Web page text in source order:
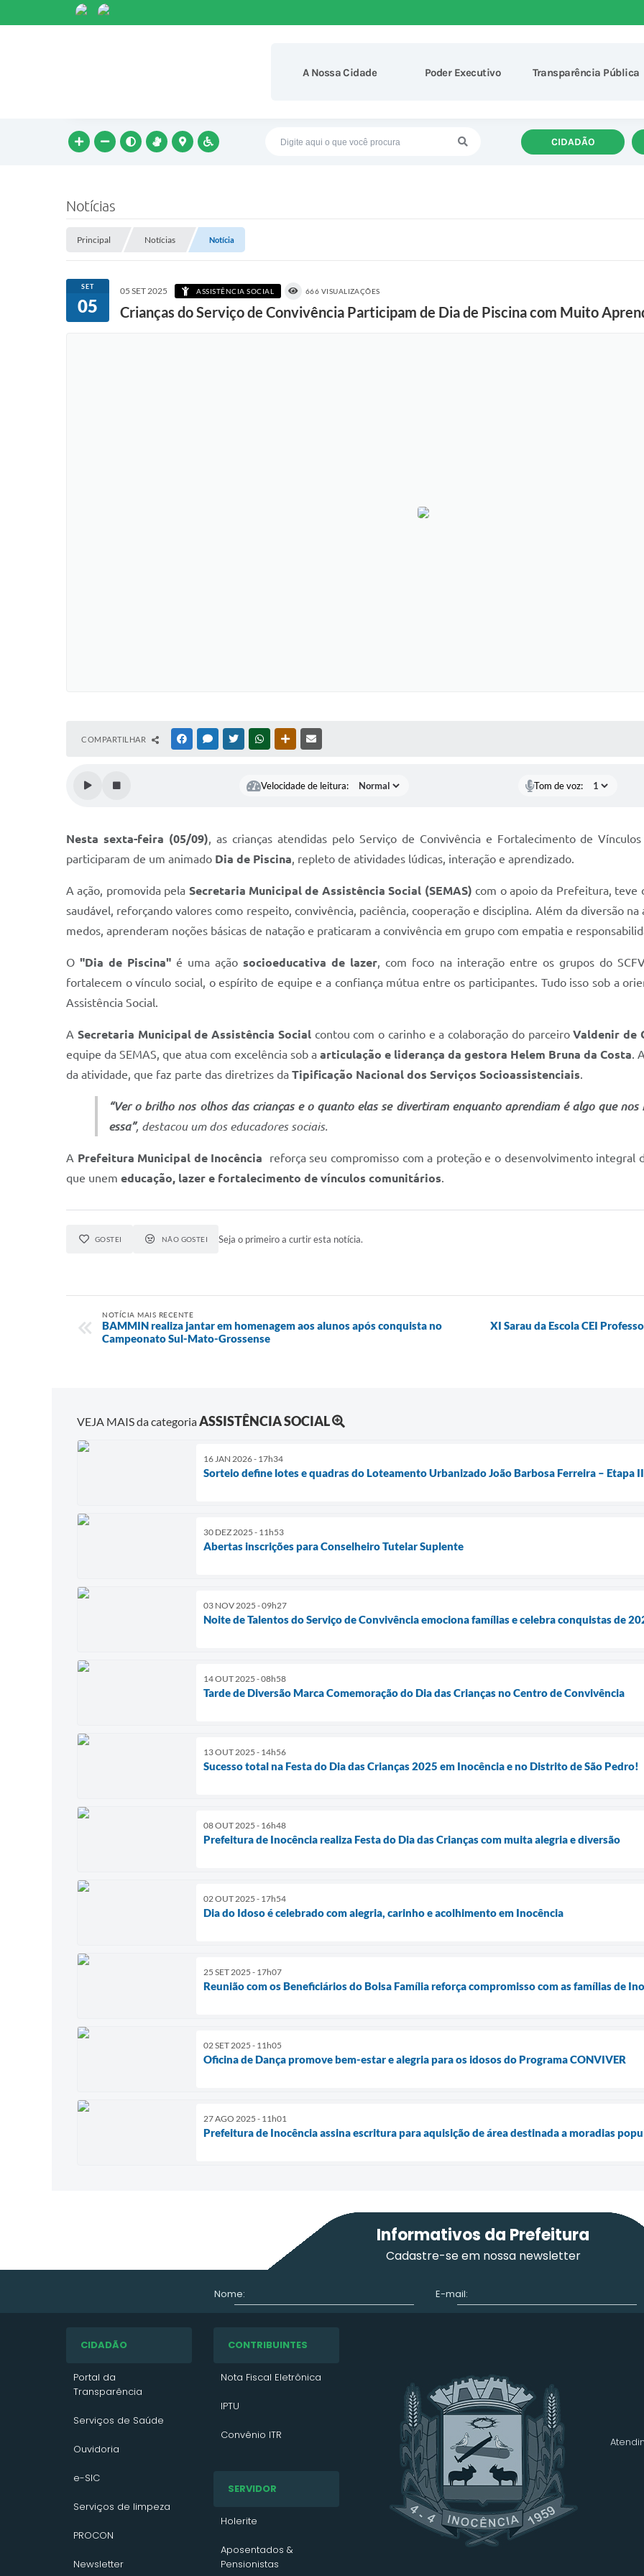
A Nossa Cidade Poder Executivo Transparência Pública
CIDADÃO
Notícias
Principal Notícias Notícia
SET
05
05 SET 2025 ASSISTÊNCIA SOCIAL 666 VISUALIZAÇÕES
Crianças do Serviço de Convivência Participam de Dia de Piscina com Muito
COMPARTILHAR FACEBOOKMESSENGER
TWITTERWHATSAPPOUTRAS MÍDIAS
Velocidade de leitura: Tom de voz:
Nesta sexta-feira (05/09), as crianças atendidas pelo Serviço de Convivência e Fortalecimento de
participaram de um animado Dia de Piscina, repleto de atividades lúdicas, interação e aprendizado.
A ação, promovida pela Secretaria Municipal de Assistência Social (SEMAS) com o apoio da Prefeitura,
saudável, reforçando valores como respeito, convivência, paciência, cooperação e disciplina. Além da diversão
medos, aprenderam noções básicas de natação e praticaram a convivência em grupo com empatia e
O"Dia de Piscina" é uma açãosocioeducativa de lazer, com foco na interação entre os grupos do
fortalecem o vínculo social, o espírito de equipe e a confiança mútua entre os participantes. Tudo isso sob a
Assistência Social.
A Secretaria Municipal de Assistência Socialcontou com o carinho e a colaboração do parceiroValdenir de
equipe da SEMAS, que atua com excelência sob a articulação e liderança da gestora Helem Bruna da Costa.
da atividade, que faz parte das diretrizes da Tipificação Nacional dos Serviços Socioassistenciais.
“Ver o brilho nos olhos das crianças e o quanto elas se divertiram enquanto aprendiam é algo que
essa”, destacou um dos educadores sociais.
A Prefeitura Municipal de Inocência
reforça seu compromisso com a proteção e o desenvolvimento integral
que unem educação, lazer e fortalecimento de vínculos comunitários.
GOSTEI NÃO GOSTEI Seja o primeiro a curtir esta notícia.
NOTÍCIA MAIS RECENTE
BAMMIN realiza jantar em homenagem aos alunos após conquista no
Campeonato Sul-Mato-Grossense
XI Sarau da Escola CEI
VEJA MAIS da categoriaASSISTÊNCIA SOCIAL
16 JAN 2026 - 17h34
Sorteio define lotes e quadras do Loteamento Urbanizado João Barbosa Ferreira – Etapa
30 DEZ 2025 - 11h53
Abertas inscrições para Conselheiro Tutelar Suplente
03 NOV 2025 - 09h27
Noite de Talentos do Serviço de Convivência emociona famílias e celebra conquistas de
14 OUT 2025 - 08h58
Tarde de Diversão Marca Comemoração do Dia das Crianças no Centro de Convivência
13 OUT 2025 - 14h56
Sucesso total na Festa do Dia das Crianças 2025 em Inocência e no Distrito de São Pedro!
08 OUT 2025 - 16h48
Prefeitura de Inocência realiza Festa do Dia das Crianças com muita alegria e diversão
02 OUT 2025 - 17h54
Dia do Idoso é celebrado com alegria, carinho e acolhimento em Inocência
25 SET 2025 - 17h07
Reunião com os Beneficiários do Bolsa Família reforça compromisso com as famílias de
02 SET 2025 - 11h05
Oficina de Dança promove bem-estar e alegria para os idosos do Programa CONVIVER
27 AGO 2025 - 11h01
Prefeitura de Inocência assina escritura para aquisição de área destinada a moradias
Informativos da Prefeitura
Cadastre-se em nossa newsletter
Nome: E-mail:
CIDADÃO
Portal da
Transparência
Serviços de Saúde
Ouvidoria
e-SIC
Serviços de limpeza
PROCON
Newsletter
CONTRIBUINTES
Nota Fiscal Eletrônica
IPTU
Convênio ITR
VTN 2025
VTN 2024
Contato/Solicitação
SERVIDOR
Holerite
Aposentados &
Pensionistas